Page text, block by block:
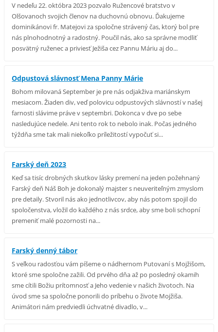
V nedeľu 22. októbra 2023 pozvalo Ružencové bratstvo v
Olšovanoch svojich členov na duchovnú obnovu. Ďakujeme
dominikánovi fr. Matejovi za spoločne strávený čas, ktorý bol pre
nás plnohodnotný a radostný. Poučil nás, ako sa správne modliť
posvätný ruženec a priviesť Ježiša cez Pannu Máriu aj do...
Odpustová slávnosť Mena Panny Márie
Bohom milovaná September je pre nás odjakživa mariánskym
mesiacom. Žiaden div, veď polovicu odpustových slávností v našej
farnosti slávime práve v septembri. Dokonca v dve po sebe
nasledujúce nedele. Ani tento rok to nebolo inak. Počas jedného
týždňa sme tak mali niekoľko príležitostí vypočuť si...
Farský deň 2023
Keď sa tisíc drobných skutkov lásky premení na jeden požehnaný
Farský deň Náš Boh je dokonalý majster s neuveriteľným zmyslom
pre detaily. Stvoril nás ako jednotlivcov, aby nás potom spojil do
spoločenstva, vložil do každého z nás srdce, aby sme boli schopní
premeniť malé pozornosti na...
Farský denný tábor
S veľkou radosťou vám píšeme o nádhernom Putovaní s Mojžišom,
ktoré sme spoločne zažili. Od prvého dňa až po posledný okamih
sme cítili Božiu prítomnosť a Jeho vedenie v našich životoch. Na
úvod sme sa spoločne ponorili do príbehu o živote Mojžiša.
Animátori nám predviedli úchvatné divadlo, v...